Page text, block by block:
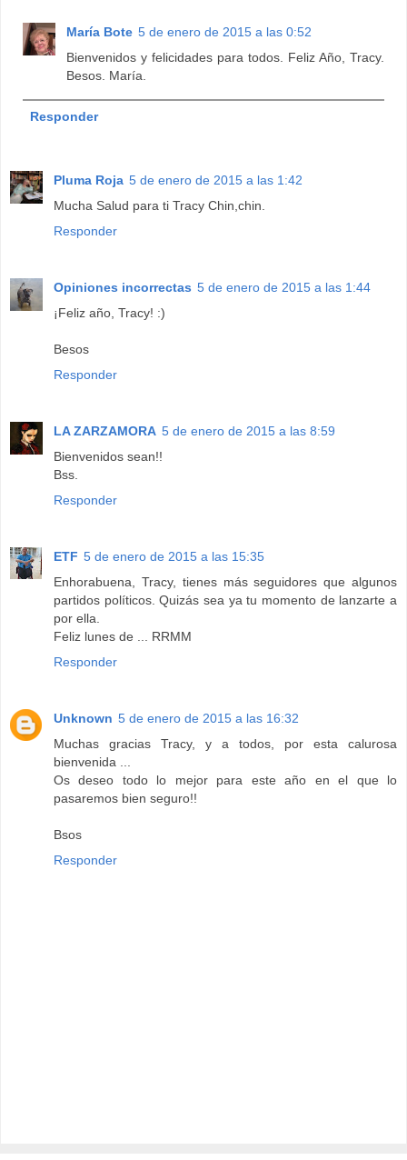
María Bote 5 de enero de 2015 a las 0:52
Bienvenidos y felicidades para todos. Feliz Año, Tracy.
Besos. María.
Responder
Pluma Roja 5 de enero de 2015 a las 1:42
Mucha Salud para ti Tracy Chin,chin.
Responder
Opiniones incorrectas 5 de enero de 2015 a las 1:44
¡Feliz año, Tracy! :)
Besos
Responder
LA ZARZAMORA 5 de enero de 2015 a las 8:59
Bienvenidos sean!!
Bss.
Responder
ETF 5 de enero de 2015 a las 15:35
Enhorabuena, Tracy, tienes más seguidores que algunos
partidos políticos. Quizás sea ya tu momento de lanzarte a
por ella.
Feliz lunes de ... RRMM
Responder
Unknown 5 de enero de 2015 a las 16:32
Muchas gracias Tracy, y a todos, por esta calurosa
bienvenida ...
Os deseo todo lo mejor para este año en el que lo
pasaremos bien seguro!!
Bsos
Responder